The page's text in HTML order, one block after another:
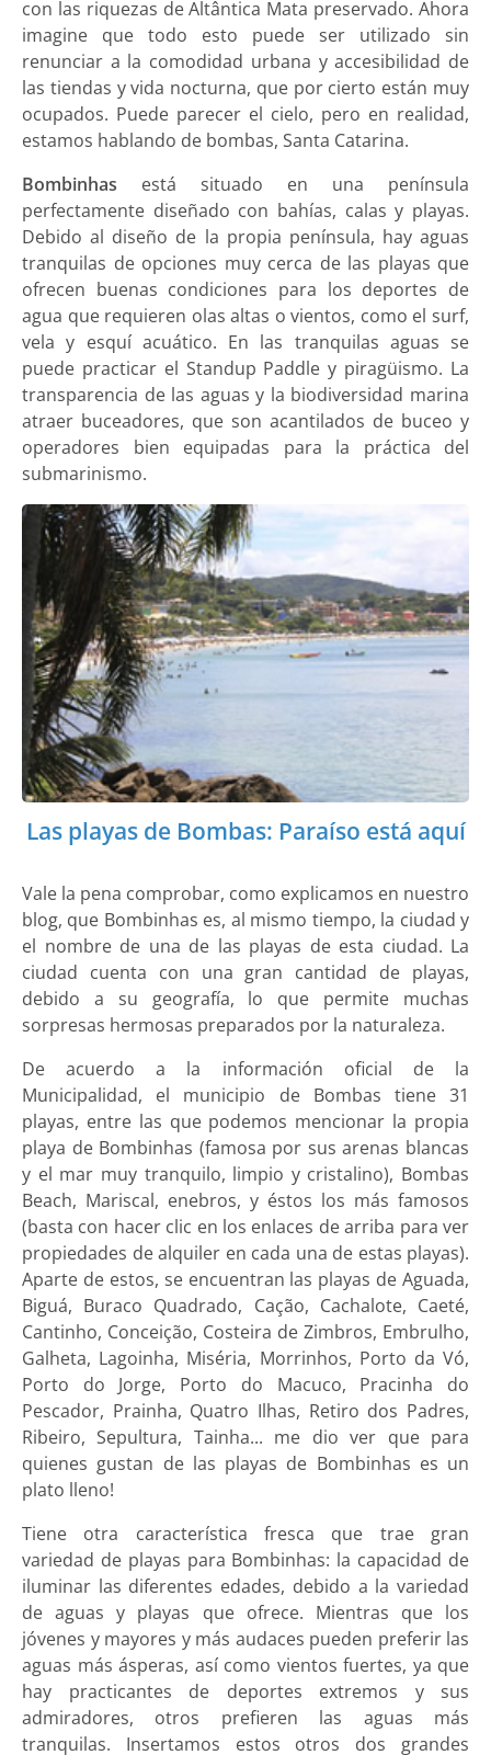
con las riquezas de Altântica Mata preservado. Ahora
imagine que todo esto puede ser utilizado sin
renunciar a la comodidad urbana y accesibilidad de
las tiendas y vida nocturna, que por cierto están muy
ocupados. Puede parecer el cielo, pero en realidad,
estamos hablando de bombas, Santa Catarina.
Bombinhas está situado en una península
perfectamente diseñado con bahías, calas y playas.
Debido al diseño de la propia península, hay aguas
tranquilas de opciones muy cerca de las playas que
ofrecen buenas condiciones para los deportes de
agua que requieren olas altas o vientos, como el surf,
vela y esquí acuático. En las tranquilas aguas se
puede practicar el Standup Paddle y piragüismo. La
transparencia de las aguas y la biodiversidad marina
atraer buceadores, que son acantilados de buceo y
operadores bien equipadas para la práctica del
submarinismo.
Las playas de Bombas: Paraíso está aquí
Vale la pena comprobar, como explicamos en nuestro
blog, que Bombinhas es, al mismo tiempo, la ciudad y
el nombre de una de las playas de esta ciudad. La
ciudad cuenta con una gran cantidad de playas,
debido a su geografía, lo que permite muchas
sorpresas hermosas preparados por la naturaleza.
De acuerdo a la información oficial de la
Municipalidad, el municipio de Bombas tiene 31
playas, entre las que podemos mencionar la propia
playa de Bombinhas (famosa por sus arenas blancas
y el mar muy tranquilo, limpio y cristalino), Bombas
Beach, Mariscal, enebros, y éstos los más famosos
(basta con hacer clic en los enlaces de arriba para ver
propiedades de alquiler en cada una de estas playas).
Aparte de estos, se encuentran las playas de Aguada,
Biguá, Buraco Quadrado, Cação, Cachalote, Caeté,
Cantinho, Conceição, Costeira de Zimbros, Embrulho,
Galheta, Lagoinha, Miséria, Morrinhos, Porto da Vó,
Porto do Jorge, Porto do Macuco, Pracinha do
Pescador, Prainha, Quatro Ilhas, Retiro dos Padres,
Ribeiro, Sepultura, Tainha... me dio ver que para
quienes gustan de las playas de Bombinhas es un
plato lleno!
Tiene otra característica fresca que trae gran
variedad de playas para Bombinhas: la capacidad de
iluminar las diferentes edades, debido a la variedad
de aguas y playas que ofrece. Mientras que los
jóvenes y mayores y más audaces pueden preferir las
aguas más ásperas, así como vientos fuertes, ya que
hay practicantes de deportes extremos y sus
admiradores, otros prefieren las aguas más
tranquilas. Insertamos estos otros dos grandes